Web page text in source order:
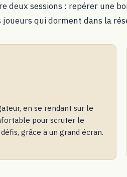
deux sessions : repérer une
joueurs qui dorment dans la
en se rendant sur le
pour scruter le
grâce à un grand écran.